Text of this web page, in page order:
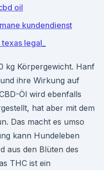
oil
kundendienst
legal_
kg Körpergewicht. Hanf
ihre Wirkung auf
Öl wird ebenfalls
hat aber mit dem
Das macht es umso
kann Hundeleben
aus den Blüten des
THC ist ein